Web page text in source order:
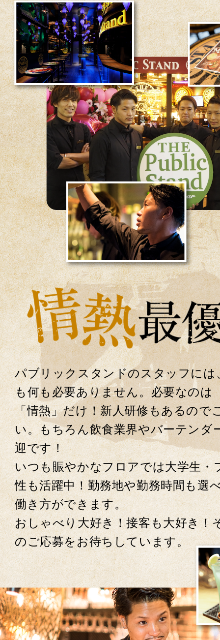
パブリックスタンドのスタッフには
も何も必要ありません。必要なのは
「情熱」だけ！新人研修もあるので
い。もちろん飲食業界やバーテンダ
迎です！
いつも賑やかなフロアでは大学生・
性も活躍中！勤務地や勤務時間も選
働き方ができます。
おしゃべり大好き！接客も大好き！
のご応募をお待ちしています。